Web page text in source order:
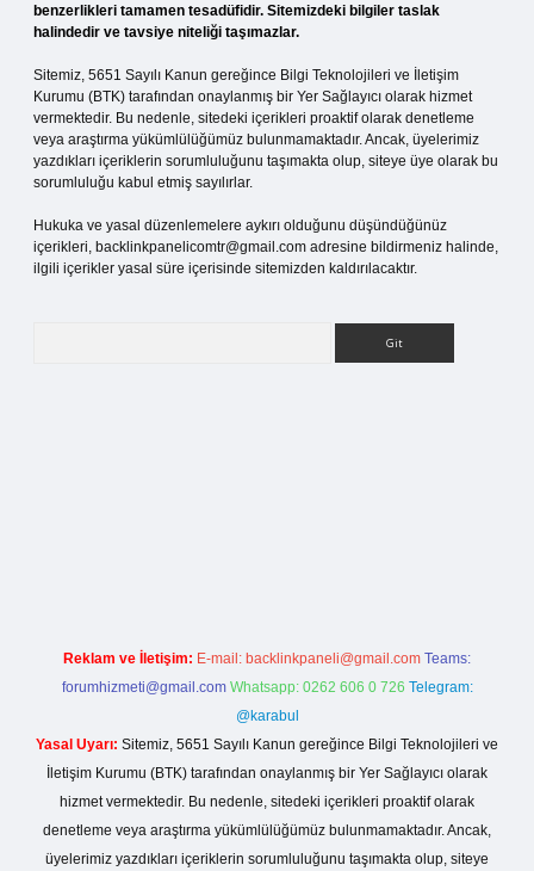
benzerlikleri tamamen tesadüfidir. Sitemizdeki bilgiler taslak
halindedir ve tavsiye niteliği taşımazlar.
Sitemiz, 5651 Sayılı Kanun gereğince Bilgi Teknolojileri ve İletişim
Kurumu (BTK) tarafından onaylanmış bir Yer Sağlayıcı olarak hizmet
vermektedir. Bu nedenle, sitedeki içerikleri proaktif olarak denetleme
veya araştırma yükümlülüğümüz bulunmamaktadır. Ancak, üyelerimiz
yazdıkları içeriklerin sorumluluğunu taşımakta olup, siteye üye olarak bu
sorumluluğu kabul etmiş sayılırlar.
Hukuka ve yasal düzenlemelere aykırı olduğunu düşündüğünüz
içerikleri, backlinkpanelicomtr@gmail.com adresine bildirmeniz halinde,
ilgili içerikler yasal süre içerisinde sitemizden kaldırılacaktır.
Reklam ve İletişim: E-mail: backlinkpaneli@gmail.com Teams:
forumhizmeti@gmail.com Whatsapp: 0262 606 0 726 Telegram:
@karabul
Yasal Uyarı: Sitemiz, 5651 Sayılı Kanun gereğince Bilgi Teknolojileri ve
İletişim Kurumu (BTK) tarafından onaylanmış bir Yer Sağlayıcı olarak
hizmet vermektedir. Bu nedenle, sitedeki içerikleri proaktif olarak
denetleme veya araştırma yükümlülüğümüz bulunmamaktadır. Ancak,
üyelerimiz yazdıkları içeriklerin sorumluluğunu taşımakta olup, siteye